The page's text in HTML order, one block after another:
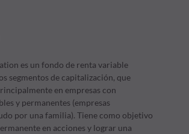
es un fondo de renta variable
segmentos de capitalización, que
en empresas con
y permanentes (empresas
por una familia). Tiene como objetivo
en acciones y lograr una